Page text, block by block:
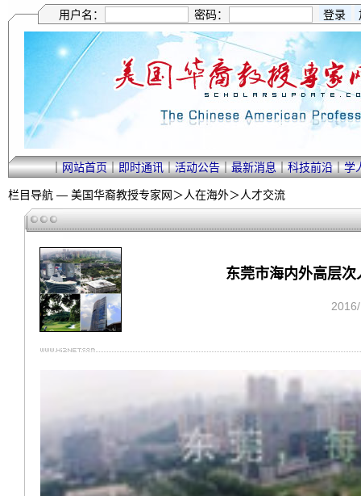
用户名： 密码：
｜网站首页｜即时通讯｜活动公告｜最新消息｜科技前沿｜学
栏目导航 — 美国华裔教授专家网＞人在海外＞人才交流
东莞市海内外高层